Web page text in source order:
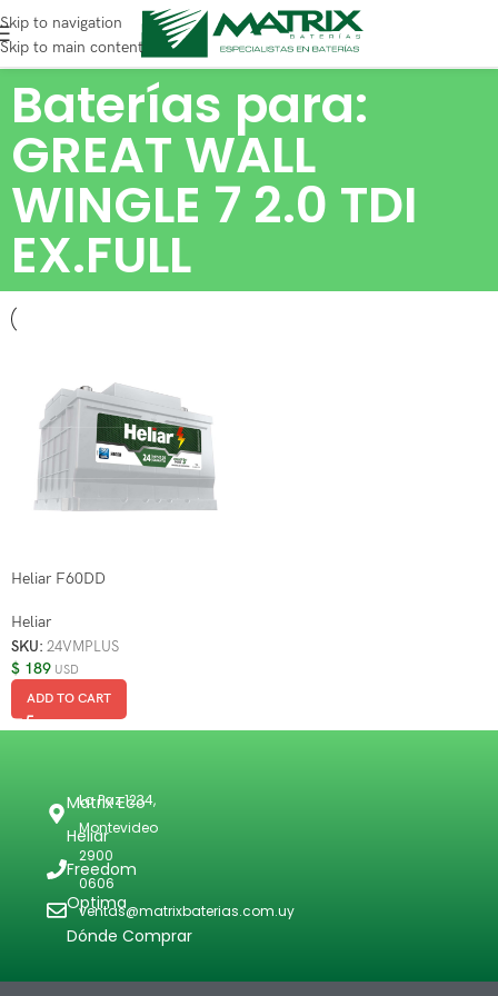
Skip to navigation
Skip to main content
Baterías para:
GREAT WALL
WINGLE 7 2.0 TDI
EX.FULL
Heliar F60DD
Heliar
SKU: 24VMPLUS
$ 189 USD
ADD TO CART
La Paz 1234,
Montevideo
2900
0606
ventas@matrixbaterias.com.uy
Matrix Eco
Heliar
Freedom
Optima
Dónde Comprar